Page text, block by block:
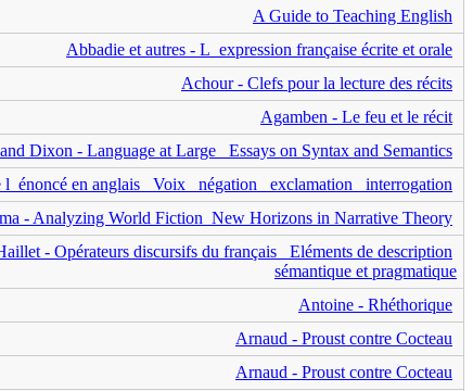
A Guide to Teaching English
Abbadie et autres - L_expression française écrite et orale
Achour - Clefs pour la lecture des récits
Agamben - Le feu et le récit
Dixon - Language at Large_ Essays on Syntax and Semantics
en anglais_ Voix_ négation_ exclamation_ interrogation
- Analyzing World Fiction_New Horizons in Narrative Theory
- Opérateurs discursifs du français_ Eléments de description
sémantique et pragmatique
Antoine - Rhéthorique
Arnaud - Proust contre Cocteau
Arnaud - Proust contre Cocteau